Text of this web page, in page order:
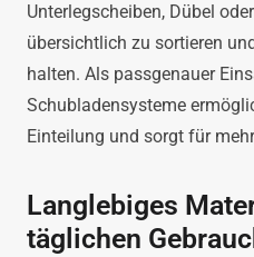
Unterlegscheiben, Dübel
übersichtlich zu sortieren
halten. Als passgenauer
Schubladensysteme
Einteilung und sorgt für
Langlebiges
täglichen